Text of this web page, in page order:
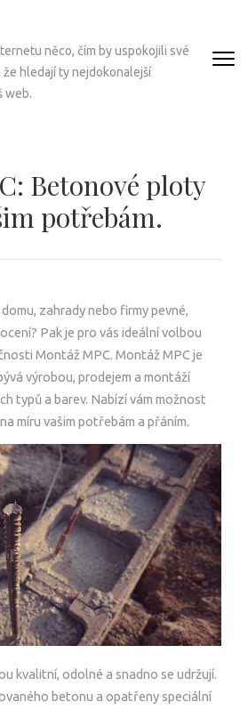
něco, čím by uspokojili své
hledají ty nejdokonalejší
web.
Betonové ploty
potřebám.
zahrady nebo firmy pevné,
Pak je pro vás ideální volbou
Montáž MPC. Montáž MPC je
výrobou, prodejem a montáží
typů a barev. Nabízí vám možnost
míru vašim potřebám a přáním.
kvalitní, odolné a snadno se udržují.
betonu a opatřeny speciální